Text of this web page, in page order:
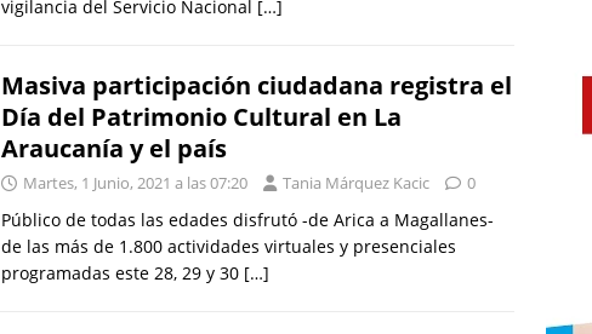
vigilancia del Servicio Nacional […]
Masiva participación ciudadana registra el
Día del Patrimonio Cultural en La
Araucanía y el país
Martes, 1 Junio, 2021 a las 07:20 Tania Márquez Kacic 0
Público de todas las edades disfrutó -de Arica a Magallanes-
de las más de 1.800 actividades virtuales y presenciales
programadas este 28, 29 y 30 […]